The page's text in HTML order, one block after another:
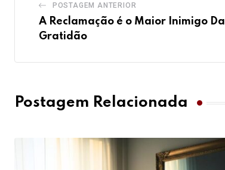
POSTAGEM ANTERIOR
A Reclamação é o Maior Inimigo Da
Gratidão
Postagem Relacionada